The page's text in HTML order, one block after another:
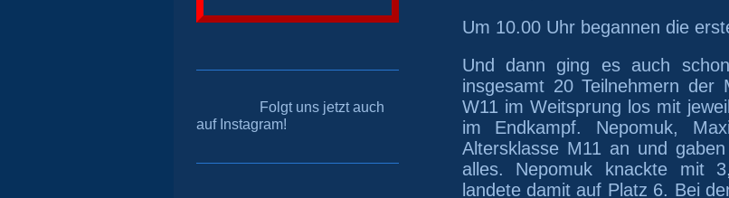
Um 10.00 Uhr begannen die
Und dann ging es auch
insgesamt 20 Teilnehmern der
W11 im Weitsprung los mit
im Endkampf.
Nepomuk,
Altersklasse M11 an und
alles. Nepomuk knackte mit
landete damit auf Platz 6. Bei
Folgt uns jetzt auch
auf Instagram!